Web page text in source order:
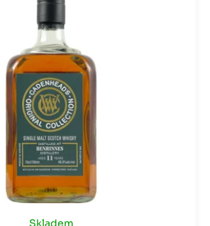
Skladem